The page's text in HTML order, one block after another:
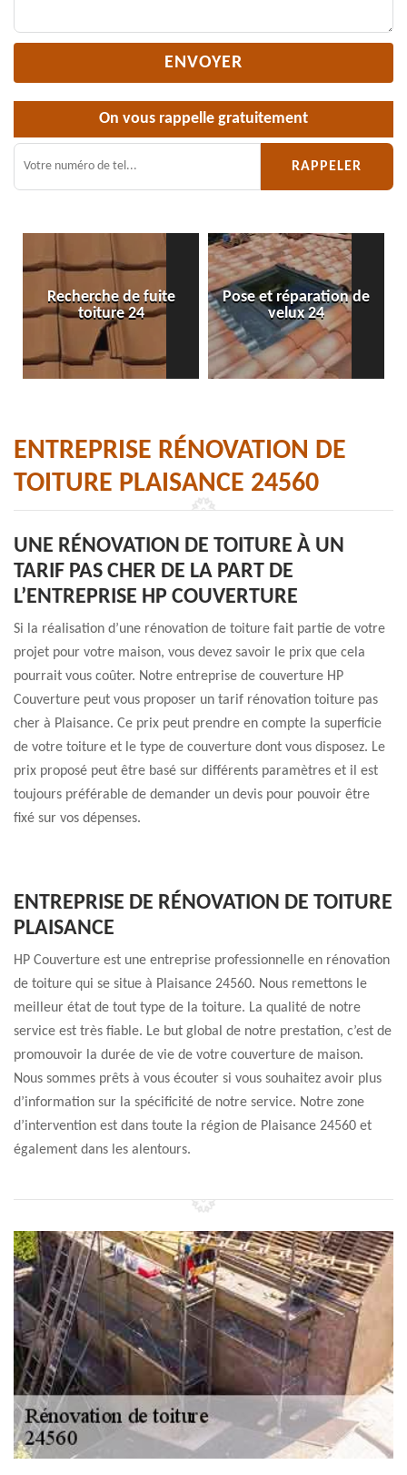
On vous rappelle gratuitement
Recherche de fuite
toiture 24
Pose et réparation de
velux 24
ENTREPRISE RÉNOVATION DE
TOITURE PLAISANCE 24560
UNE RÉNOVATION DE TOITURE À UN
TARIF PAS CHER DE LA PART DE
L’ENTREPRISE HP COUVERTURE
Si la réalisation d’une rénovation de toiture fait partie de votre
projet pour votre maison, vous devez savoir le prix que cela
pourrait vous coûter. Notre entreprise de couverture HP
Couverture peut vous proposer un tarif rénovation toiture pas
cher à Plaisance. Ce prix peut prendre en compte la superficie
de votre toiture et le type de couverture dont vous disposez. Le
prix proposé peut être basé sur différents paramètres et il est
toujours préférable de demander un devis pour pouvoir être
fixé sur vos dépenses.
ENTREPRISE DE RÉNOVATION DE TOITURE
PLAISANCE
HP Couverture est une entreprise professionnelle en rénovation
de toiture qui se situe à Plaisance 24560. Nous remettons le
meilleur état de tout type de la toiture. La qualité de notre
service est très fiable. Le but global de notre prestation, c’est de
promouvoir la durée de vie de votre couverture de maison.
Nous sommes prêts à vous écouter si vous souhaitez avoir plus
d’information sur la spécificité de notre service. Notre zone
d’intervention est dans toute la région de Plaisance 24560 et
également dans les alentours.